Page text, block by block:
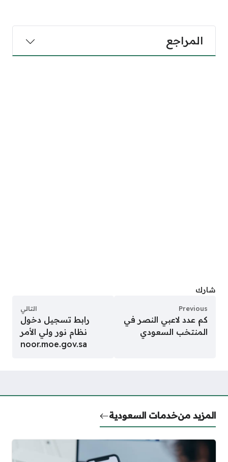
المراجع
شارك
Previous
كم عدد لاعبي النصر في
المنتخب السعودي
التالي
رابط تسجيل دخول
نظام نور ولي الأمر
noor.moe.gov.sa
المزيد منخدمات السعودية